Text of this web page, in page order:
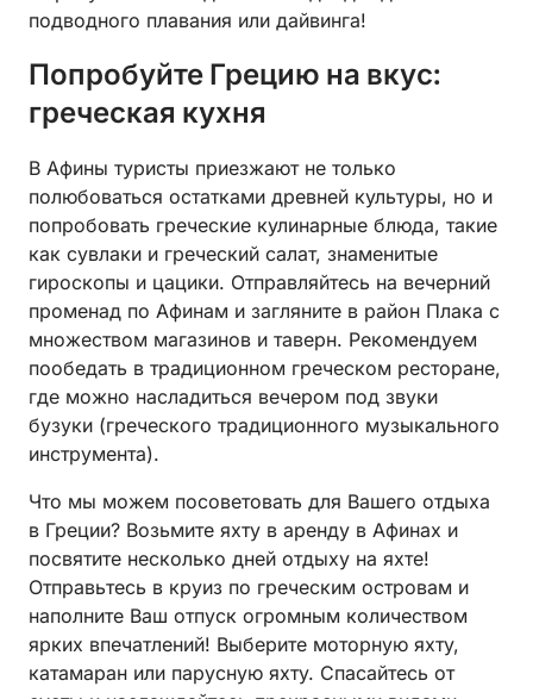
подводного плавания или дайвинга!
Попробуйте Грецию на вкус:
греческая кухня
В Афины туристы приезжают не только
полюбоваться остатками древней культуры, но и
попробовать греческие кулинарные блюда, такие
как сувлаки и греческий салат, знаменитые
гироскопы и цацики. Отправляйтесь на вечерний
променад по Афинам и загляните в район Плака с
множеством магазинов и таверн. Рекомендуем
пообедать в традиционном греческом ресторане,
где можно насладиться вечером под звуки
бузуки (греческого традиционного музыкального
инструмента).
Что мы можем посоветовать для Вашего отдыха
в Греции? Возьмите яхту в аренду в Афинах и
посвятите несколько дней отдыху на яхте!
Отправьтесь в круиз по греческим островам и
наполните Ваш отпуск огромным количеством
ярких впечатлений! Выберите моторную яхту,
катамаран или парусную яхту. Спасайтесь от